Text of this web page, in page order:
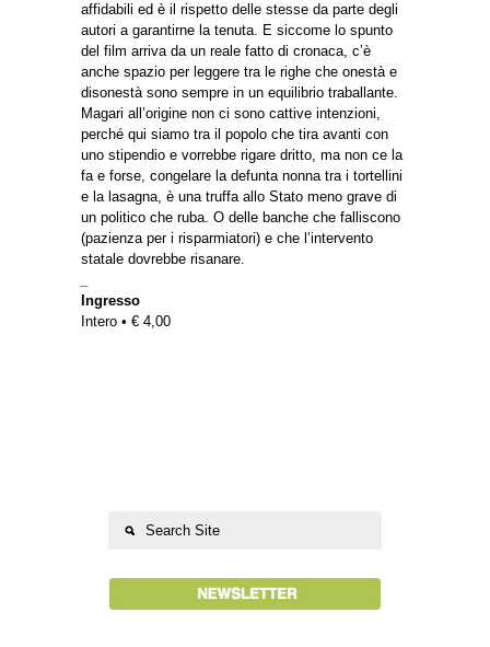
affidabili ed è il rispetto delle stesse da parte degli
autori a garantirne la tenuta. E siccome lo spunto
del film arriva da un reale fatto di cronaca, c’è
anche spazio per leggere tra le righe che onestà e
disonestà sono sempre in un equilibrio traballante.
Magari all’origine non ci sono cattive intenzioni,
perché qui siamo tra il popolo che tira avanti con
uno stipendio e vorrebbe rigare dritto, ma non ce la
fa e forse, congelare la defunta nonna tra i tortellini
e la lasagna, è una truffa allo Stato meno grave di
un politico che ruba. O delle banche che falliscono
(pazienza per i risparmiatori) e che l’intervento
statale dovrebbe risanare.
Ingresso
Intero • € 4,00